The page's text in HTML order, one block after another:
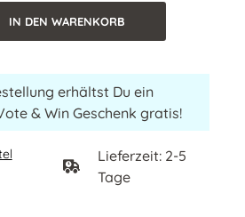
Wähle die
IN DEN WARENKORB
erhältst Du ein
& Win Geschenk gratis!
Lieferzeit: 2-5
Tage